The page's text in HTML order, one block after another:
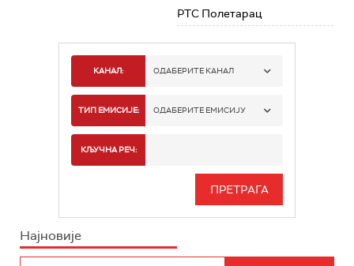
РТС Полетарац
КАНАЛ: ОДАБЕРИТЕ КАНАЛ
РТС 1
РТС 3
ТИП ЕМИСИЈЕ: ОДАБЕРИТЕ ЕМИСИЈУ
ИНФО
КЉУЧНА РЕЧ:
Најновије